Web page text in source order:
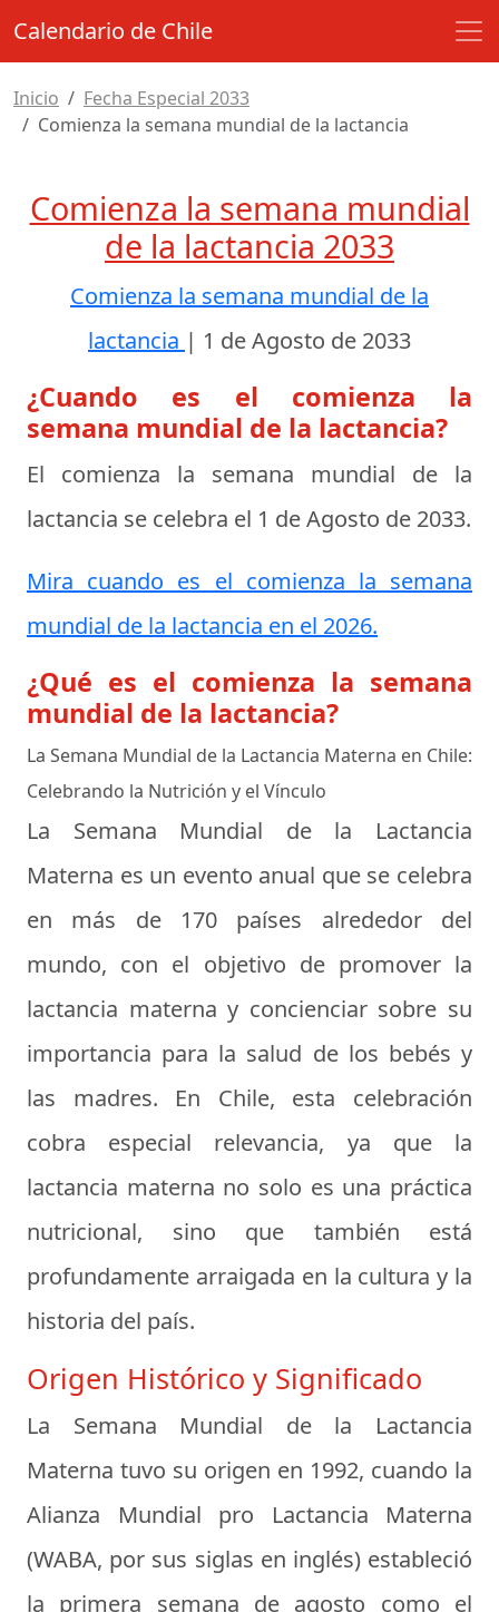
Calendario de Chile
Inicio
Fecha Especial 2033
Comienza la semana mundial de la lactancia
Comienza la semana mundial
de la lactancia 2033
Comienza la semana mundial de la
lactancia | 1 de Agosto de 2033
¿Cuando es el comienza la
semana mundial de la lactancia?
El comienza la semana mundial de la
lactancia se celebra el 1 de Agosto de 2033.
Mira cuando es el comienza la semana
mundial de la lactancia en el 2026.
¿Qué es el comienza la semana
mundial de la lactancia?
La Semana Mundial de la Lactancia Materna en Chile:
Celebrando la Nutrición y el Vínculo
La Semana Mundial de la Lactancia
Materna es un evento anual que se celebra
en más de 170 países alrededor del
mundo, con el objetivo de promover la
lactancia materna y concienciar sobre su
importancia para la salud de los bebés y
las madres. En Chile, esta celebración
cobra especial relevancia, ya que la
lactancia materna no solo es una práctica
nutricional, sino que también está
profundamente arraigada en la cultura y la
historia del país.
Origen Histórico y Significado
La Semana Mundial de la Lactancia
Materna tuvo su origen en 1992, cuando la
Alianza Mundial pro Lactancia Materna
(WABA, por sus siglas en inglés) estableció
la primera semana de agosto como el